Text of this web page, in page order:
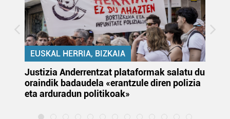
EUSKAL HERRIA, BIZKAIA
Justizia Anderrentzat plataformak salatu du
oraindik badaudela «erantzule diren polizia
eta arduradun politikoak»